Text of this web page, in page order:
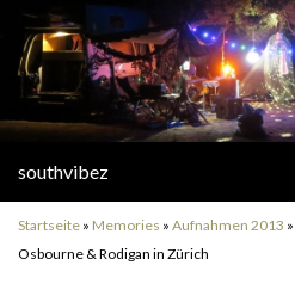
southvibez
Startseite » Memories » Aufnahmen 2013 »
Osbourne & Rodigan in Zürich